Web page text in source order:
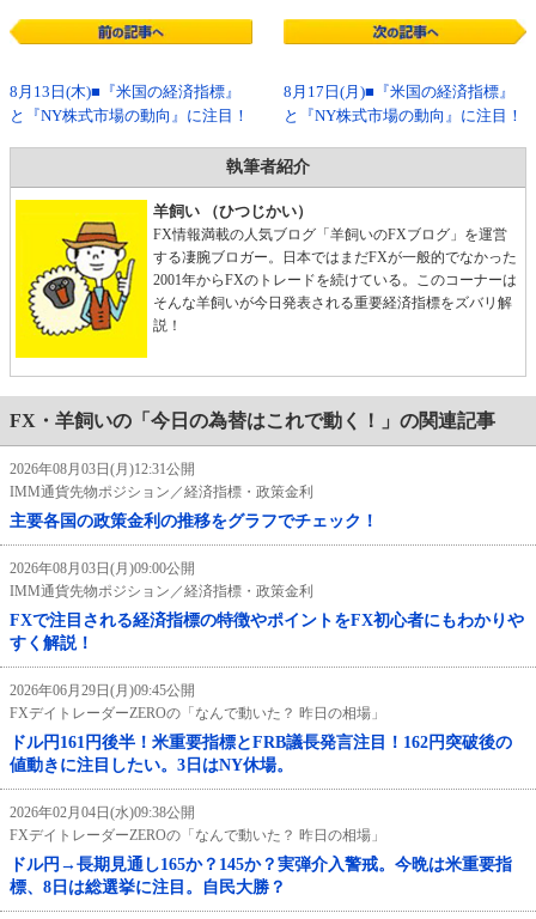
8月13日(木)■『米国の経済指標』
と『NY株式市場の動向』に注目！
8月17日(月)■『米国の経済指標』
と『NY株式市場の動向』に注目！
執筆者紹介
羊飼い （ひつじかい）
FX情報満載の人気ブログ「羊飼いのFXブログ」を運営
する凄腕ブロガー。日本ではまだFXが一般的でなかった
2001年からFXのトレードを続けている。このコーナーは
そんな羊飼いが今日発表される重要経済指標をズバリ解
説！
FX・羊飼いの「今日の為替はこれで動く！」の関連記事
2026年08月03日(月)12:31公開
IMM通貨先物ポジション／経済指標・政策金利
主要各国の政策金利の推移をグラフでチェック！
2026年08月03日(月)09:00公開
IMM通貨先物ポジション／経済指標・政策金利
FXで注目される経済指標の特徴やポイントをFX初心者にもわかりや
すく解説！
2026年06月29日(月)09:45公開
FXデイトレーダーZEROの「なんで動いた？ 昨日の相場」
ドル円161円後半！米重要指標とFRB議長発言注目！162円突破後の
値動きに注目したい。3日はNY休場。
2026年02月04日(水)09:38公開
FXデイトレーダーZEROの「なんで動いた？ 昨日の相場」
ドル円→長期見通し165か？145か？実弾介入警戒。今晩は米重要指
標、8日は総選挙に注目。自民大勝？